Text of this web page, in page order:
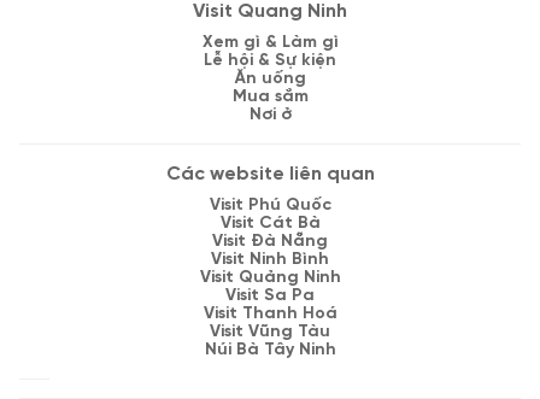
Visit Quang Ninh
Xem gì & Làm gì
Lễ hội & Sự kiện
Ăn uống
Mua sắm
Nơi ở
Các website liên quan
Visit Phú Quốc
Visit Cát Bà
Visit Đà Nẵng
Visit Ninh Bình
Visit Quảng Ninh
Visit Sa Pa
Visit Thanh Hoá
Visit Vũng Tàu
Núi Bà Tây Ninh